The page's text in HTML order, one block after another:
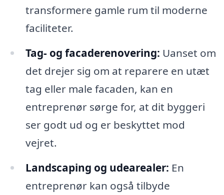
transformere gamle rum til moderne
faciliteter.
Tag- og facaderenovering: Uanset om
det drejer sig om at reparere en utæt
tag eller male facaden, kan en
entreprenør sørge for, at dit byggeri
ser godt ud og er beskyttet mod
vejret.
Landscaping og udearealer: En
entreprenør kan også tilbyde